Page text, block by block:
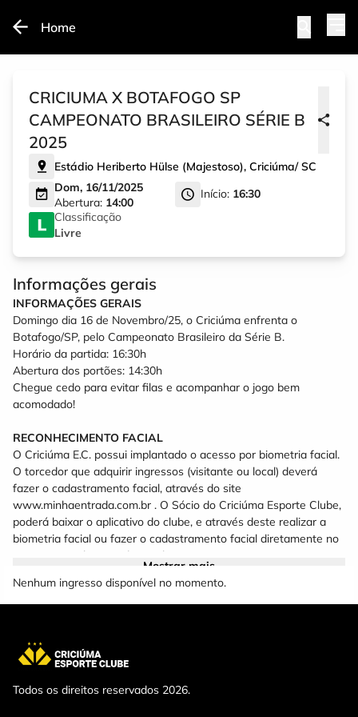
Home
CRICIUMA X BOTAFOGO SP
CAMPEONATO BRASILEIRO SÉRIE B
2025
Estádio Heriberto Hülse (Majestoso), Criciúma/SC
Dom, 16/11/2025
Abertura: 14:00
Início: 16:30
Classificação
Livre
Informações gerais
INFORMAÇÕES GERAIS
Domingo dia 16 de Novembro/25, o Criciúma enfrenta o
Botafogo/SP, pelo Campeonato Brasileiro da Série B.
Horário da partida: 16:30h
Abertura dos portões: 14:30h
Chegue cedo para evitar filas e acompanhar o jogo bem
acomodado!
RECONHECIMENTO FACIAL
O Criciúma E.C. possui implantado o acesso por biometria facial.
O torcedor que adquirir ingressos (visitante ou local) deverá
fazer o cadastramento facial, através do site
www.minhaentrada.com.br . O Sócio do Criciúma Esporte Clube,
poderá baixar o aplicativo do clube, e através deste realizar a
biometria facial ou fazer o cadastramento facial diretamente no
site www.minhaentrada.com.br
apenas ao torcedor, cujo CPF estiver vinculado ao ingresso.
Caso alguém tente entrar com um ingresso registrado no CPF
para os torcedores mandantes, quanto para os visitantes.
A Biometria facial não está autorizada para torcedores menores
Code.
Mostrar mais
Nenhum ingresso disponível no momento.
Todos os direitos reservados 2026.